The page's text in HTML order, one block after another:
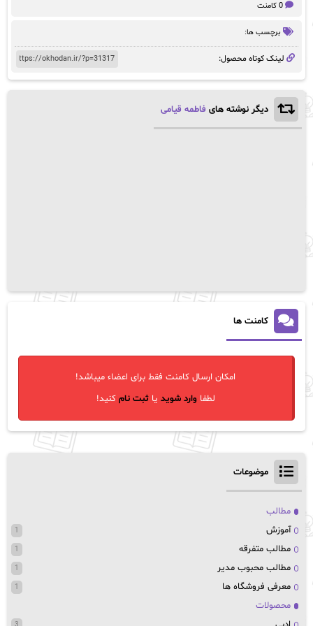
0 کامنت
برچسب ها:
لینک کوتاه محصول:
دیگر نوشته های فاطمه قیامی
کامنت ها
امکان ارسال کامنت فقط برای اعضاء میباشد!
لطفاوارد شوید یاثبت نام کنید!
موضوعات
مطالب
آموزش
1
مطالب متفرقه 1
مطالب محبوب مدیر 1
معرفی فروشگاه ها 1
محصولات